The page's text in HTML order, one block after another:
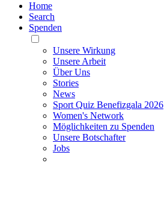
Home
Search
Spenden
Toggle
Mobile
Menu
Unsere Wirkung
Unsere Arbeit
Über Uns
Stories
News
Sport Quiz Benefizgala 2026
Women's Network
Möglichkeiten zu Spenden
Unsere Botschafter
Jobs